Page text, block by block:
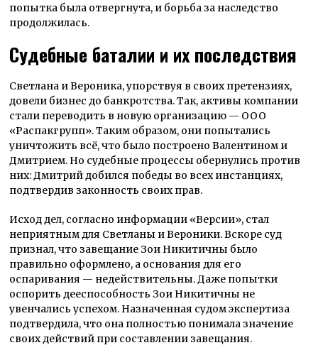
попытка была отвергнута, и борьба за наследство
продолжилась.
Судебные баталии и их последствия
Светлана и Вероника, упорствуя в своих претензиях,
довели бизнес до банкротства. Так, активы компании
стали переводить в новую организацию — ООО
«Распакгрупп». Таким образом, они попытались
уничтожить всё, что было построено Валентином и
Дмитрием. Но судебные процессы обернулись против
них: Дмитрий добился победы во всех инстанциях,
подтвердив законность своих прав.
Исход дел, согласно информации «Версии», стал
неприятным для Светланы и Вероники. Вскоре суд
признал, что завещание Зои Никитичны было
правильно оформлено, а основания для его
оспаривания — недействительны. Даже попытки
оспорить дееспособность Зои Никитичны не
увенчались успехом. Назначенная судом экспертиза
подтвердила, что она полностью понимала значение
своих действий при составлении завещания.